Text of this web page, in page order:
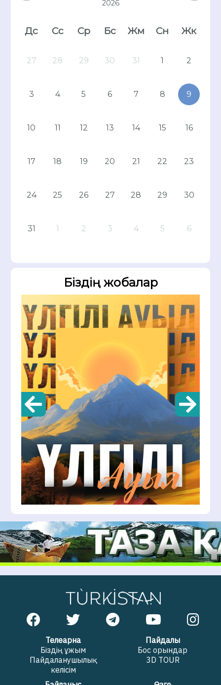
2026
Дс Сс Ср Бс Жм Сн Жк
27 28 29 30 31 1 2
3 4 5 6 7 8 9
10 11 12 13 14 15 16
17 18 19 20 21 22 23
24 25 26 27 28 29 30
31 1 2 3 4 5 6
Біздің жобалар
Телеарна
Біздің ұжым
Пайдаланушылық
келісім
Пайдалы
Бос орындар
3D TOUR